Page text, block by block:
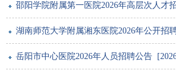
邵阳学院附属第一医院2026年高层次人才
湖南师范大学附属湘东医院2026年公开招
岳阳市中心医院2026年人员招聘公告